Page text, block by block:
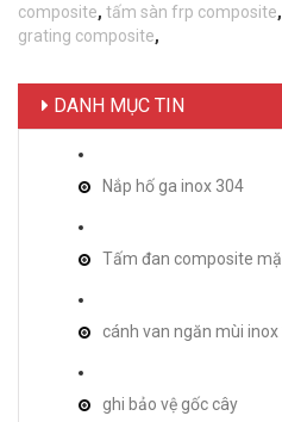
composite, tấm sàn frp composite,
grating composite,
DANH MỤC TIN
Nắp hố ga inox 304
Tấm đan composite
cánh van ngăn mùi inox
ghi bảo vệ gốc cây